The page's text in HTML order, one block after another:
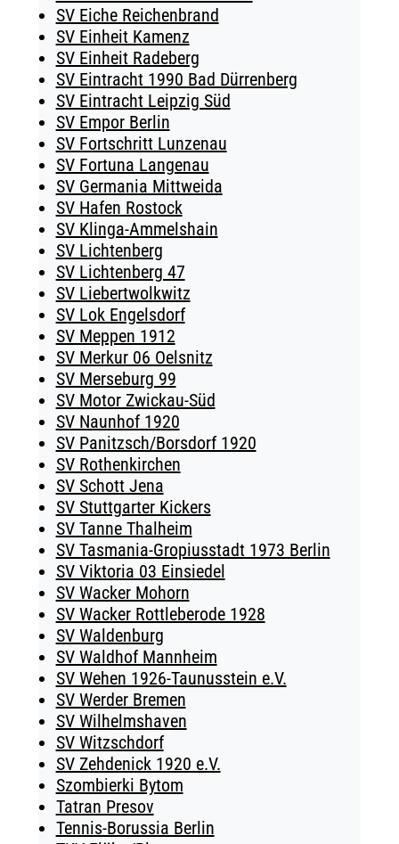
SV Eiche Reichenbrand
SV Einheit Kamenz
SV Einheit Radeberg
SV Eintracht 1990 Bad Dürrenberg
SV Eintracht Leipzig Süd
SV Empor Berlin
SV Fortschritt Lunzenau
SV Fortuna Langenau
SV Germania Mittweida
SV Hafen Rostock
SV Klinga-Ammelshain
SV Lichtenberg
SV Lichtenberg 47
SV Liebertwolkwitz
SV Lok Engelsdorf
SV Meppen 1912
SV Merkur 06 Oelsnitz
SV Merseburg 99
SV Motor Zwickau-Süd
SV Naunhof 1920
SV Panitzsch/​Borsdorf 1920
SV Rothenkirchen
SV Schott Jena
SV Stuttgarter Kickers
SV Tanne Thalheim
SV Tasmania-Gropiusstadt 1973 Berlin
SV Viktoria 03 Einsiedel
SV Wacker Mohorn
SV Wacker Rottleberode 1928
SV Waldenburg
SV Waldhof Mannheim
SV Wehen 1926-Taunusstein e.V.
SV Werder Bremen
SV Wilhelmshaven
SV Witzschdorf
SV Zehdenick 1920 e.V.
Szombierki Bytom
Tatran Presov
Tennis-Borussia Berlin